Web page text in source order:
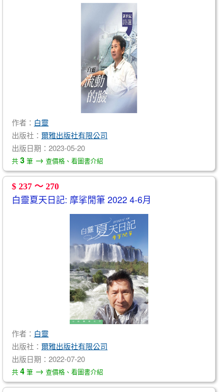
作者： 白靈
出版社： 爾雅出版社有限公司
出版日期：2023-05-20
共 3 筆 → 查價格、看圖書介紹
$ 237 ～ 270
白靈夏天日記: 摩挲閒筆 2022 4-6月
作者： 白靈
出版社： 爾雅出版社有限公司
出版日期：2022-07-20
共 4 筆 → 查價格、看圖書介紹